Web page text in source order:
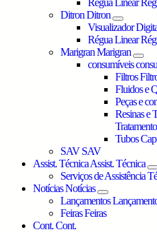
Régua Linear
DitronDitron
Visualizador
Régua Linear
MarigranMarigran
consumíveis
Filtros
Fluidos e
Peças e
Resinas e
Tubos
SAV SAV
Assist. TécnicaAssist. Técnica
Serviços de Assistência
NotíciasNotícias
Lançamentos
FeirasFeiras
Cont.Cont.